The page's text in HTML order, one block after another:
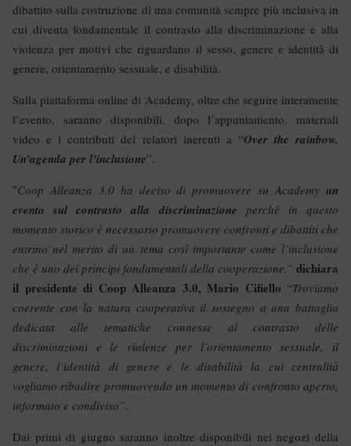
dibattito sulla costruzione di una comunità sempre più inclusiva in
cui diventa fondamentale il contrasto alla discriminazione e alla
violenza per motivi che riguardano il sesso, genere e identità di
genere, orientamento sessuale, e disabilità.
Sulla piattaforma online di Academy, oltre che seguire interamente
l’evento, saranno disponibili, dopo l’appuntamento, materiali
video e i contributi dei relatori inerenti a “Over the rainbow.
Un’agenda per l’inclusione”.
“Coop Alleanza 3.0 ha deciso di promuovere su Academy un
evento sul contrasto alla discriminazione perché in questo
momento storico è necessario promuovere confronti e dibattiti che
entrino nel merito di un tema così importante come l’inclusione
che è uno dei principi fondamentali della cooperazione.” dichiara
il presidente di Coop Alleanza 3.0, Mario Cifiello “Troviamo
coerente con la natura cooperativa il sostegno a una battaglia
dedicata alle tematiche connesse al contrasto delle
discriminazioni e le violenze per l’orientamento sessuale, il
genere, l’identità di genere e le disabilità la cui centralità
vogliamo ribadire promuovendo un momento di confronto aperto,
informato e condiviso”.
Dai primi di giugno saranno inoltre disponibili nei negozi della